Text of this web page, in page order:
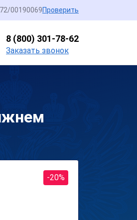
00190069Проверить
8 (800) 301-78-62
Заказать звонок
-20%